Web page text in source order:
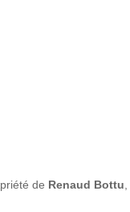
de Renaud Bottu